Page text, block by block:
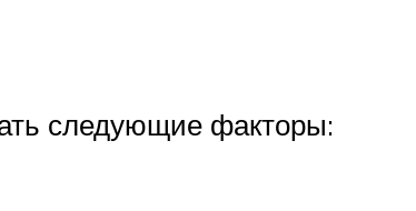
следующие факторы: